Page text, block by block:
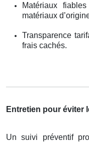
Matériaux
matériaux
Transparence
frais cachés.
Entretien pour éviter
Un suivi préventif